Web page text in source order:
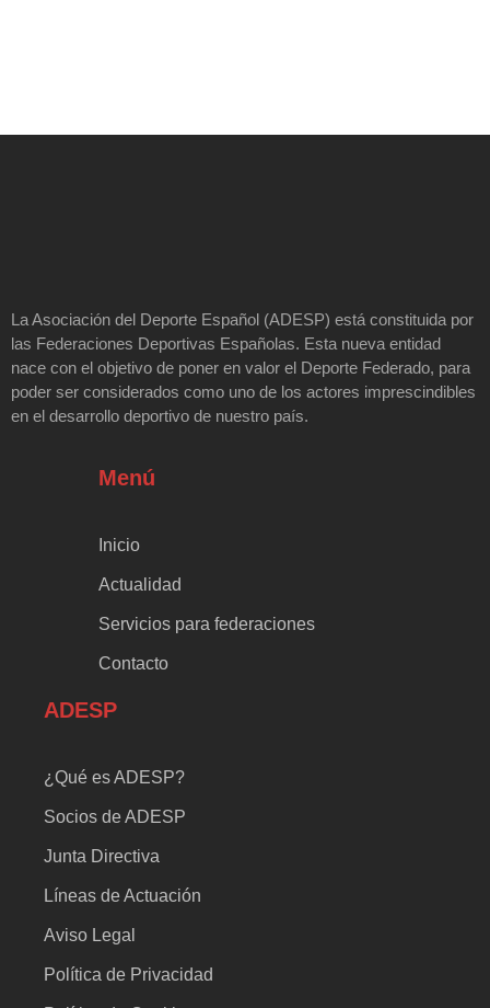
La Asociación del Deporte Español (ADESP) está constituida por
las Federaciones Deportivas Españolas. Esta nueva entidad
nace con el objetivo de poner en valor el Deporte Federado, para
poder ser considerados como uno de los actores imprescindibles
en el desarrollo deportivo de nuestro país.
Menú
Inicio
Actualidad
Servicios para federaciones
Contacto
ADESP
¿Qué es ADESP?
Socios de ADESP
Junta Directiva
Líneas de Actuación
Aviso Legal
Política de Privacidad